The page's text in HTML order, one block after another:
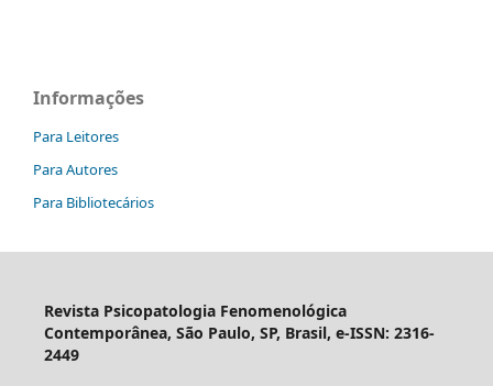
Informações
Para Leitores
Para Autores
Para Bibliotecários
Revista Psicopatologia Fenomenológica
Contemporânea, São Paulo, SP, Brasil, e-ISSN: 2316-
2449